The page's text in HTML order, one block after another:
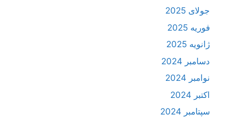
جولای 2025
فوریه 2025
ژانویه 2025
دسامبر 2024
نوامبر 2024
اکتبر 2024
سپتامبر 2024